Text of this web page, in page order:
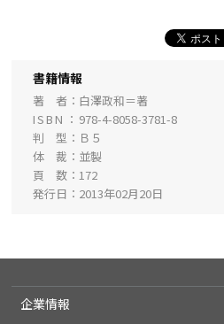
書籍情報
著 者
白澤政和＝著
ISBN
978-4-8058-3781-8
判 型
Ｂ５
体 裁
並製
頁 数
172
発行日
2013年02月20日
企業情報